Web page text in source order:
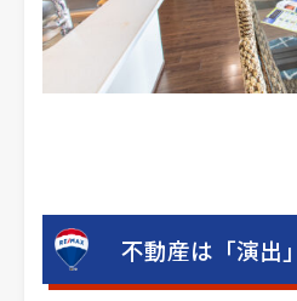
不動産は「演出